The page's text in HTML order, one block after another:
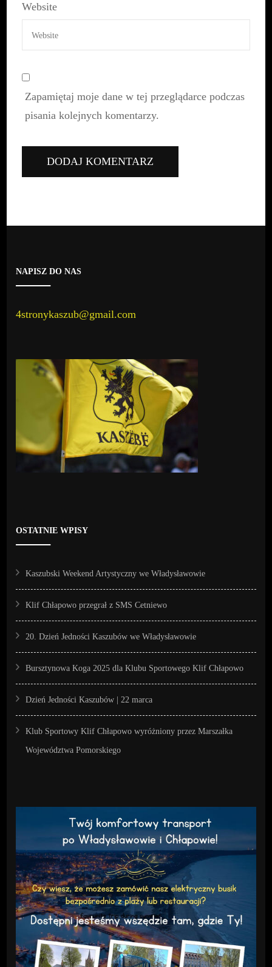
Website
Zapamiętaj moje dane w tej przeglądarce podczas
pisania kolejnych komentarzy.
NAPISZ DO NAS
4stronykaszub@gmail.com
OSTATNIE WPISY
Kaszubski Weekend Artystyczny we Władysławowie
Klif Chłapowo przegrał z SMS Cetniewo
20. Dzień Jedności Kaszubów we Władysławowie
Bursztynowa Koga 2025 dla Klubu Sportowego Klif Chłapowo
Dzień Jedności Kaszubów | 22 marca
Klub Sportowy Klif Chłapowo wyróżniony przez Marszałka
Województwa Pomorskiego